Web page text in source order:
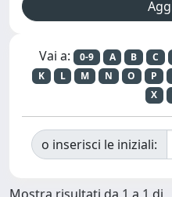
Vai a: 0-9 A B C
K
L M N O P
X
o inserisci le iniziali:
Mostra risultati da 1 a 1 di